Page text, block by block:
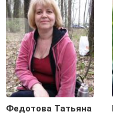
Федотова Татьяна